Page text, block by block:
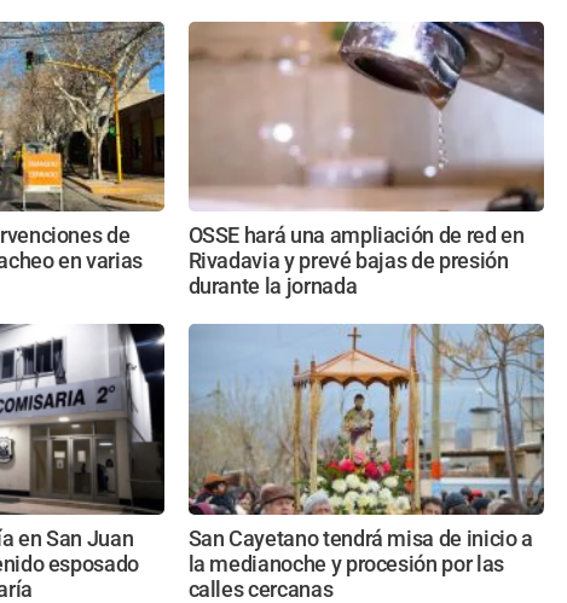
de
en varias
OSSE hará una ampliación de red en
Rivadavia y prevé bajas de presión
durante la jornada
en San Juan
esposado
San Cayetano tendrá misa de inicio a
la medianoche y procesión por las
calles cercanas